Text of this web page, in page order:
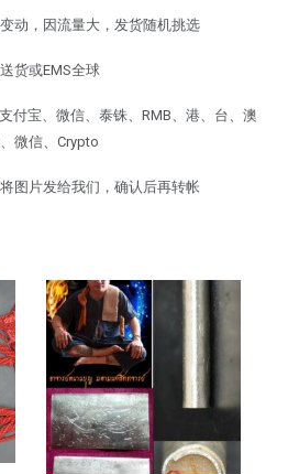
动，因流量大，发货随机挑选
货或EMS全球
付宝、微信、泰铢、RMB、港、台、澳
微信、Crypto
图片发给我们，确认后再转帐